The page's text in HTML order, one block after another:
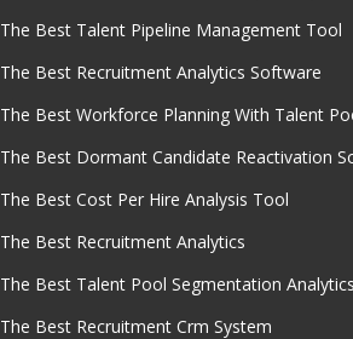
The Best Talent Pipeline Management Tool
The Best Recruitment Analytics Software
The Best Workforce Planning With Talent
The Best Dormant Candidate Reactivation
The Best Cost Per Hire Analysis Tool
The Best Recruitment Analytics
The Best Talent Pool Segmentation Analytics
The Best Recruitment Crm System